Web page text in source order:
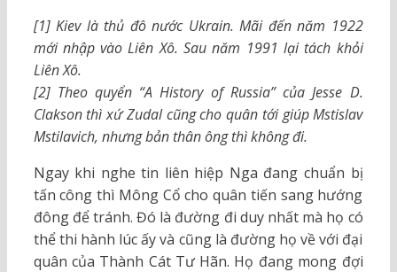
[1] Kiev là thủ đô nước Ukrain. Mãi đến năm 1922
mới nhập vào Liên Xô. Sau năm 1991 lại tách khỏi
Liên Xô.
[2] Theo quyển “A History of Russia” của Jesse D.
Clakson thì xứ Zudal cũng cho quân tới giúp Mstislav
Mstilavich, nhưng bản thân ông thì không đi.
Ngay khi nghe tin liên hiệp Nga đang chuẩn bị
tấn công thì Mông Cổ cho quân tiến sang hướng
đông để tránh. Đó là đường đi duy nhất mà họ có
thể thi hành lúc ấy và cũng là đường họ về với đại
quân của Thành Cát Tư Hãn. Họ đang mong đợi